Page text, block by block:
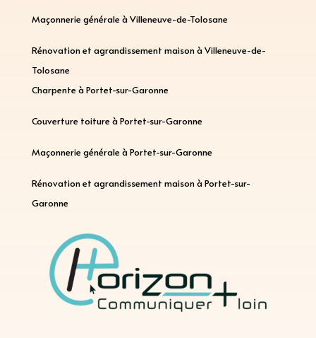
Maçonnerie générale à Villeneuve-de-Tolosane
Rénovation et agrandissement maison à Villeneuve-de-
Tolosane
Charpente à Portet-sur-Garonne
Couverture toiture à Portet-sur-Garonne
Maçonnerie générale à Portet-sur-Garonne
Rénovation et agrandissement maison à Portet-sur-
Garonne